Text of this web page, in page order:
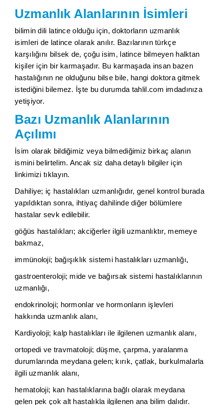
Uzmanlık Alanlarının İsimleri
bilimin dili latince olduğu için, doktorların uzmanlık
isimleri de latince olarak anılır. Bazılarının türkçe
karşılığını bilsek de, çoğu isim, latince bilmeyen halktan
kişiler için bir karmaşadır. Bu karmaşada insan bazen
hastalığının ne olduğunu bilse bile, hangi doktora gitmek
istediğini bilemez. İşte bu durumda tahlil.com imdadınıza
yetişiyor.
Bazı Uzmanlık Alanlarının
Açılımı
İsim olarak bildiğimiz veya bilmediğimiz birkaç alanın
ismini belirtelim. Ancak siz daha detaylı bilgiler için
linkimizi tıklayın.
Dahiliye; iç hastalıkları uzmanlığıdır, genel kontrol burada
yapıldıktan sonra, ihtiyaç dahilinde diğer bölümlere
hastalar sevk edilebilir.
göğüs hastalıkları; akciğerler ilgili uzmanlıktır, memeye
bakmaz,
immünoloji; bağışıklık sistemi hastalıkları uzmanlığı,
gastroenteroloji; mide ve bağırsak sistemi hastalıklarının
uzmanlığı,
endokrinoloji; hormonlar ve hormonların işlevleri
hakkında uzmanlık alanı,
Kardiyoloji; kalp hastalıkları ile ilgilenen uzmanlık alanı,
ortopedi ve travmatoloji; düşme, çarpma, yaralanma
durumlarında meydana gelen; kırık, çatlak, burkulmalarla
ilgili uzmanlık alanı,
hematoloji; kan hastalıklarına bağlı olarak meydana
gelen pek çok alt hastalıkla ilgilenen ana bilim dalıdır.